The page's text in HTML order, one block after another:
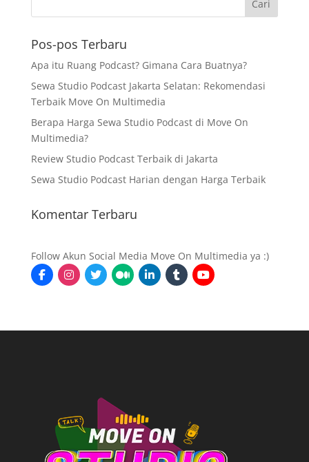
Pos-pos Terbaru
Apa itu Ruang Podcast? Gimana Cara Buatnya?
Sewa Studio Podcast Jakarta Selatan: Rekomendasi
Terbaik Move On Multimedia
Berapa Harga Sewa Studio Podcast di Move On
Multimedia?
Review Studio Podcast Terbaik di Jakarta
Sewa Studio Podcast Harian dengan Harga Terbaik
Komentar Terbaru
Follow Akun Social Media Move On Multimedia ya :)